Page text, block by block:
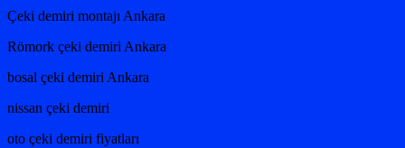
Çeki demiri montajı Ankara
Römork çeki demiri Ankara
bosal çeki demiri Ankara
nissan çeki demiri
oto çeki demiri fiyatları